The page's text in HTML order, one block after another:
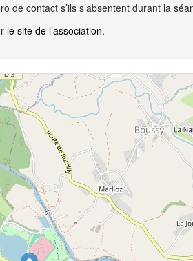
de contact s’ils s’absentent durant la
le site de l’association.